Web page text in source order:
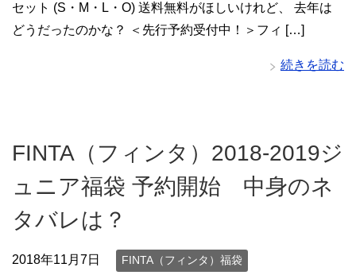
セット (S・M・L・O) 送料無料がほしいけれど、 去年は
どうだったのかな？ ＜先行予約受付中！＞フィ […]
続きを読む
FINTA（フィンタ）2018-2019ジ
ュニア福袋 予約開始 中身のネ
タバレは？
2018年11月7日 FINTA（フィンタ）福袋